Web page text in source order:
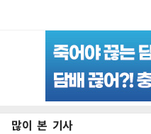
많이 본 기사